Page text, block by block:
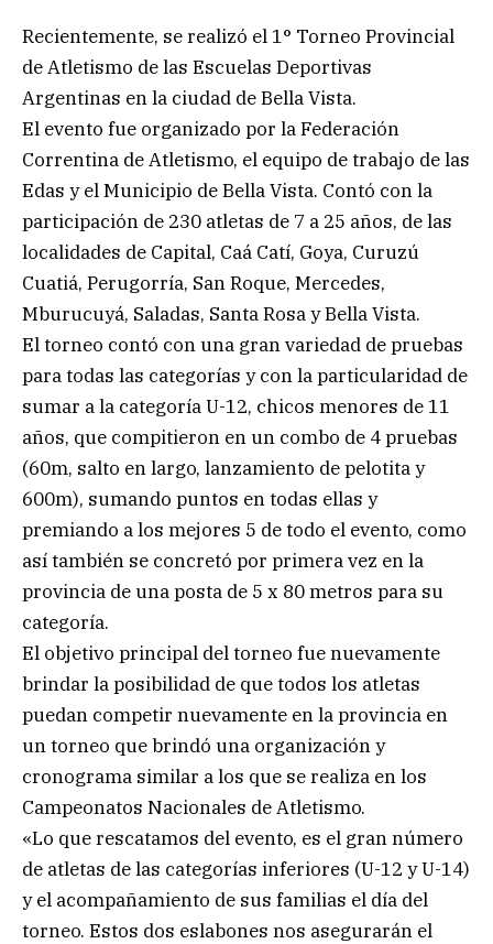
Recientemente, se realizó el 1° Torneo Provincial
de Atletismo de las Escuelas Deportivas
Argentinas en la ciudad de Bella Vista.
El evento fue organizado por la Federación
Correntina de Atletismo, el equipo de trabajo de las
Edas y el Municipio de Bella Vista. Contó con la
participación de 230 atletas de 7 a 25 años, de las
localidades de Capital, Caá Catí, Goya, Curuzú
Cuatiá, Perugorría, San Roque, Mercedes,
Mburucuyá, Saladas, Santa Rosa y Bella Vista.
El torneo contó con una gran variedad de pruebas
para todas las categorías y con la particularidad de
sumar a la categoría U-12, chicos menores de 11
años, que compitieron en un combo de 4 pruebas
(60m, salto en largo, lanzamiento de pelotita y
600m), sumando puntos en todas ellas y
premiando a los mejores 5 de todo el evento, como
así también se concretó por primera vez en la
provincia de una posta de 5 x 80 metros para su
categoría.
El objetivo principal del torneo fue nuevamente
brindar la posibilidad de que todos los atletas
puedan competir nuevamente en la provincia en
un torneo que brindó una organización y
cronograma similar a los que se realiza en los
Campeonatos Nacionales de Atletismo.
«Lo que rescatamos del evento, es el gran número
de atletas de las categorías inferiores (U-12 y U-14)
y el acompañamiento de sus familias el día del
torneo. Estos dos eslabones nos asegurarán el